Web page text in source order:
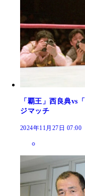
「覇王」西良典vs
ジマッチ
2024年11月27日 07:00